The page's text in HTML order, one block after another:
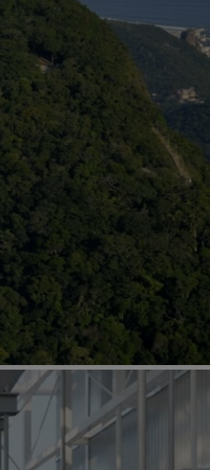
aos
urbano,
todos foram
construção do
a
ambiente,
indicada no
do que